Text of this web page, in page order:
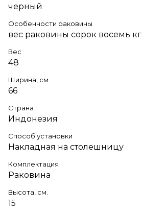
черный
Особенности раковины
вес раковины сорок восемь кг
Вес
48
Ширина, см.
66
Страна
Индонезия
Способ установки
Накладная на столешницу
Комплектация
Раковина
Высота, см.
15